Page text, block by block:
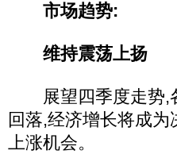
市场趋势:
维持震荡上扬
展望四季度走势,
回落,经济增长将成
上涨机会。